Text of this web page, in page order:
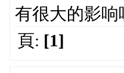
有很大的影响
頁: [1]